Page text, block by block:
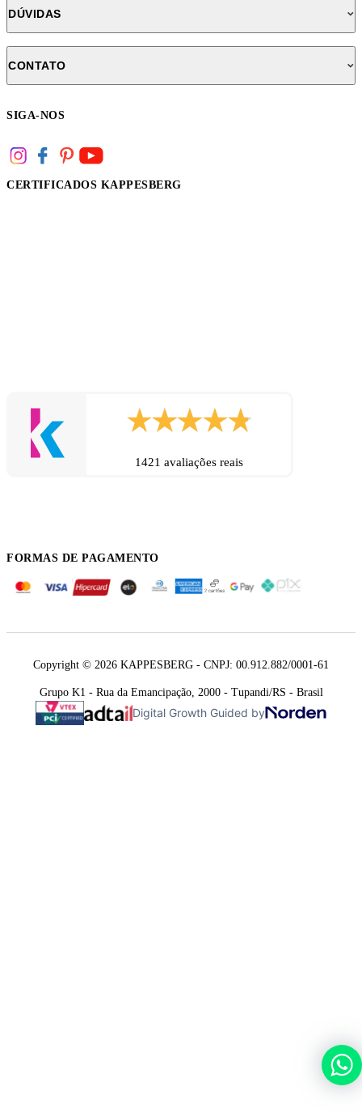
DÚVIDAS
CONTATO
SIGA-NOS
CERTIFICADOS KAPPESBERG
1421 avaliações reais
FORMAS DE PAGAMENTO
Copyright © 2026 KAPPESBERG - CNPJ: 00.912.882/0001-61
Grupo K1 - Rua da Emancipação, 2000 - Tupandi/RS - Brasil
Digital Growth Guided by